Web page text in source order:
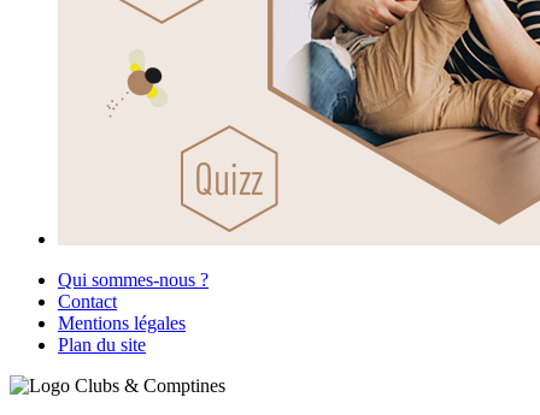
Qui sommes-nous ?
Contact
Mentions légales
Plan du site